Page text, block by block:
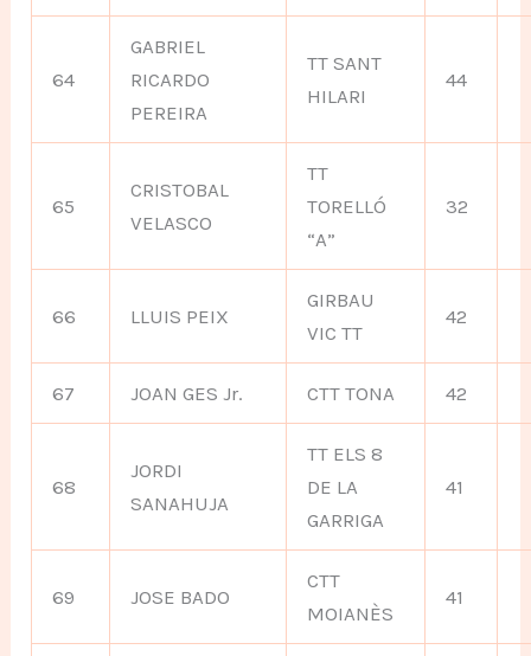
64
GABRIEL
RICARDO
PEREIRA
TT SANT
HILARI
44
65
CRISTOBAL
VELASCO
TT
TORELLÓ
“A”
32
66 LLUIS PEIX
GIRBAU
VIC TT
42
67 JOAN GES Jr. CTT TONA 42
68
JORDI
SANAHUJA
TT ELS 8
DE LA
GARRIGA
41
69 JOSE BADO
CTT
MOIANÈS
41